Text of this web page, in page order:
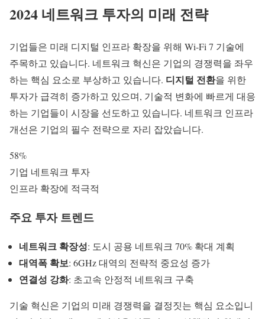
2024 네트워크 투자의 미래 전략
기업들은 미래 디지털 인프라 확장을 위해 Wi-Fi 7 기술에
주목하고 있습니다. 네트워크 혁신은 기업의 경쟁력을 좌우
하는 핵심 요소로 부상하고 있습니다. 디지털 전환을 위한
투자가 급격히 증가하고 있으며, 기술적 변화에 빠르게 대응
하는 기업들이 시장을 선도하고 있습니다. 네트워크 인프라
개선은 기업의 필수 전략으로 자리 잡았습니다.
58%
기업 네트워크 투자
인프라 확장에 적극적
주요 투자 트렌드
네트워크 확장성: 도시 공용 네트워크 70% 확대 계획
대역폭 확보: 6GHz 대역의 전략적 중요성 증가
연결성 강화: 초고속 안정적 네트워크 구축
기술 혁신은 기업의 미래 경쟁력을 결정짓는 핵심 요소입니